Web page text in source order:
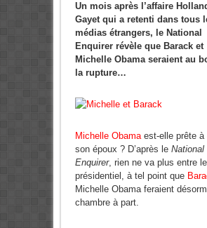
Un mois après l’affaire
Gayet qui a retenti dans tous
médias étrangers, le National
Enquirer révèle que Barack et
Michelle Obama seraient au
la rupture…
Michelle Obamaest-elle prête à
son époux ? D’après le National
Enquirer, rien ne va plus entre
présidentiel, à tel point que
Michelle Obama feraient
chambre à part.